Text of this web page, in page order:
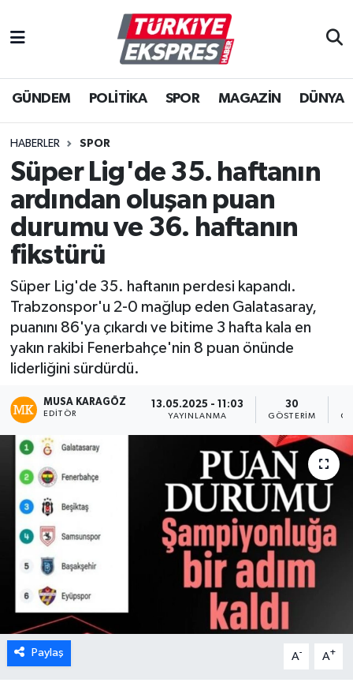
GÜNDEM POLİTİKA SPOR MAGAZİN DÜNYA
HABERLER SPOR
Süper Lig'de 35. haftanın
ardından oluşan puan
durumu ve 36. haftanın
fikstürü
Süper Lig'de 35. haftanın perdesi kapandı.
Trabzonspor'u 2-0 mağlup eden Galatasaray,
puanını 86'ya çıkardı ve bitime 3 hafta kala en
yakın rakibi Fenerbahçe'nin 8 puan önünde
liderliğini sürdürdü.
MUSA KARAGÖZ
EDITÖR
13.05.2025 - 11:03
YAYINLANMA
30
GÖSTERIM
Paylaş A- A+
İstanbul Nöbetçi Eczaneler
İstanbul Hava Durumu
İstanbul Namaz Vakitleri
İstanbul Trafik Yoğunluk Haritası
Süper Lig Puan Durumu ve Fikstür
Tüm Manşetler
Son Dakika Haberleri
Haber Arşivi